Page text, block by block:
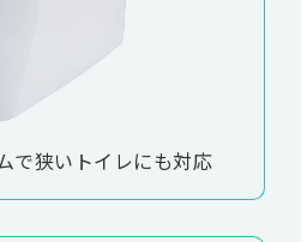
で狭いトイレにも対応